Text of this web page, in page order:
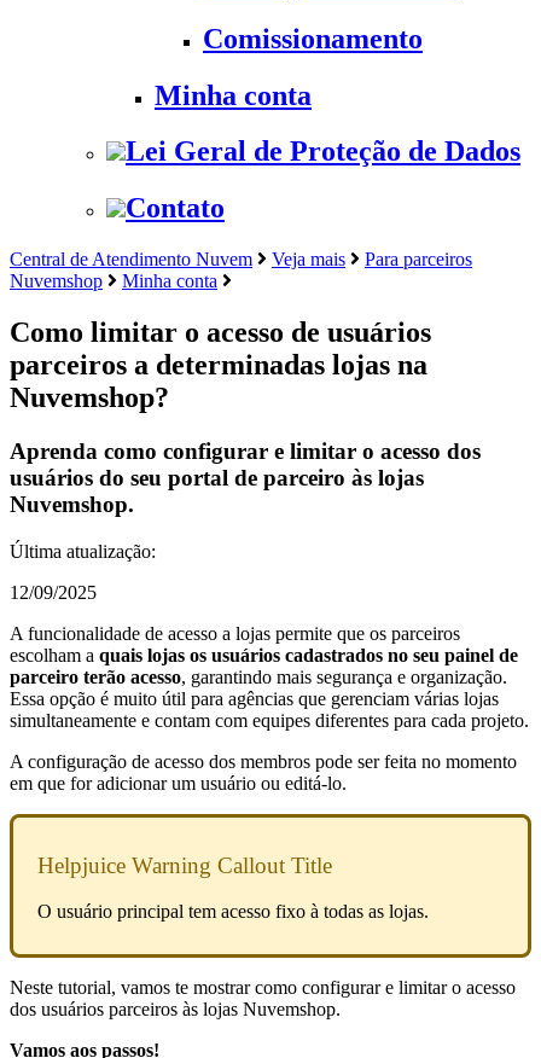
Comissionamento
Minha conta
Lei Geral de Proteção de Dados
Contato
Central de Atendimento Nuvem Veja mais
Para parceiros
Nuvemshop
Minha conta
Como limitar o acesso de usuários
parceiros a determinadas lojas na
Nuvemshop?
Aprenda como configurar e limitar o acesso dos
usuários do seu portal de parceiro às lojas
Nuvemshop.
Última atualização:
12/09/2025
A funcionalidade de acesso a lojas permite que os parceiros
escolham a quais lojas os usuários cadastrados no seu painel de
parceiro terão acesso, garantindo mais segurança e organização.
Essa opção é muito útil para agências que gerenciam várias lojas
simultaneamente e contam com equipes diferentes para cada projeto.
A configuração de acesso dos membros pode ser feita no momento
em que for adicionar um usuário ou editá-lo.
Helpjuice Warning Callout Title
O usuário principal tem acesso fixo à todas as lojas.
Neste tutorial, vamos te mostrar como configurar e limitar o acesso
dos usuários parceiros às lojas Nuvemshop.
Vamos aos passos!